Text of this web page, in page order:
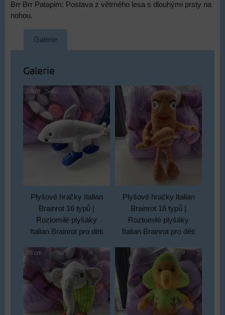
Brr Brr Patapim: Postava z větrného lesa s dlouhými prsty na
nohou.
Galerie
Galerie
Plyšové hračky Italian
Brainrot 16 typů |
Roztomilé plyšáky
Italian Brainrot pro děti
Plyšové hračky Italian
Brainrot 16 typů |
Roztomilé plyšáky
Italian Brainrot pro děti